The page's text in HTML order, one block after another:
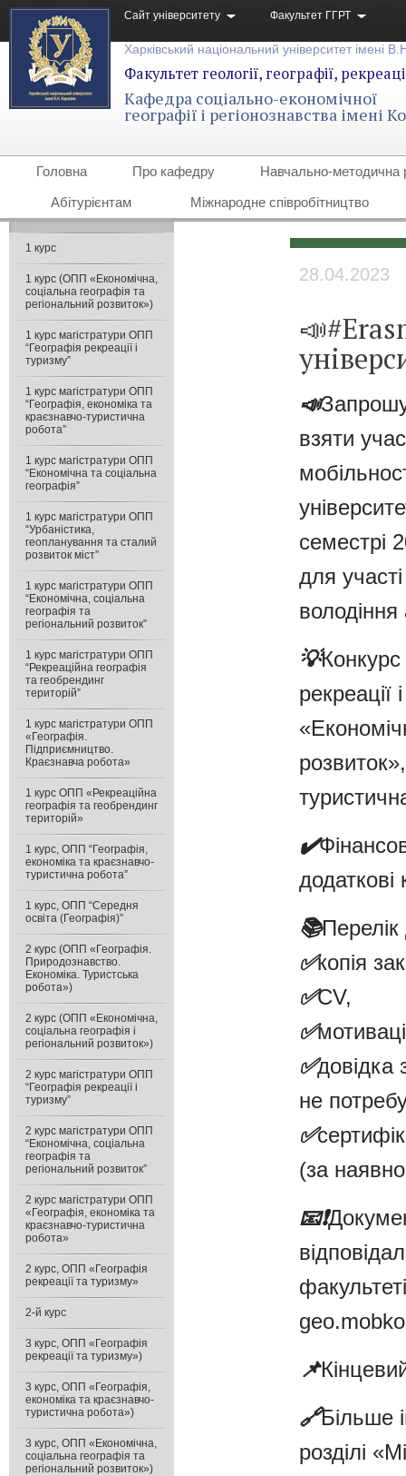
Сайт університету Факультет ГГРТ
Харківський національний університет імені
Факультет геології, географії,
Кафедра соціально-економічної
географії і регіонознавства імені
Головна Про кафедру
Навчально-методична
Абітурієнтам
Міжнародне співробітництво
28.04.2023
📣
взяти
семестрі
для
💡Конкурс
✔️
📚Перелік
✅копія
✅CV,
✅
✅довідка
не
✅
(за
📧❗️
📌
🔗Більше
розділі
1 курс
1 курс (ОПП «Економічна,
соціальна географія та
регіональний розвиток»)
1 курс магістратури ОПП
“Географія рекреації і
туризму”
1 курс магістратури ОПП
“Географія, економіка та
краєзнавчо-туристична
робота”
1 курс магістратури ОПП
“Економічна та соціальна
географія”
1 курс магістратури ОПП
“Урбаністика,
геопланування та сталий
розвиток міст”
1 курс магістратури ОПП
“Економічна, соціальна
географія та
регіональний розвиток”
1 курс магістратури ОПП
“Рекреаційна географія
та геобрендинг
територій”
1 курс магістратури ОПП
«Географія.
Підприємництво.
Краєзнавча робота»
1 курс ОПП «Рекреаційна
географія та геобрендинг
територій»
1 курс, ОПП “Географія,
економіка та краєзнавчо-
туристична робота”
1 курс, ОПП “Середня
освіта (Географія)”
2 курс (ОПП «Географія.
Природознавство.
Економіка. Туристська
робота»)
2 курс (ОПП «Економічна,
соціальна географія і
регіональний розвиток»)
2 курс магістратури ОПП
“Географія рекреації і
туризму”
2 курс магістратури ОПП
“Економічна, соціальна
географія та
регіональний розвиток”
2 курс магістратури ОПП
«Географія, економіка та
краєзнавчо-туристична
робота»
2 курс, ОПП «Географія
рекреації та туризму»
2-й курс
3 курс, ОПП «Географія
рекреації та туризму»)
3 курс, ОПП «Географія,
економіка та краєзнавчо-
туристична робота»)
3 курс, ОПП «Економічна,
соціальна географія та
регіональний розвиток»)